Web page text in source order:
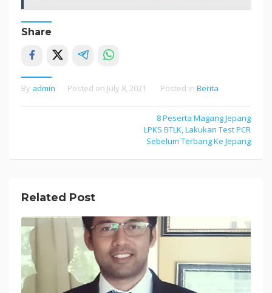
Share
By admin Posted on July 8, 2021 Posted in Berita
8 Peserta Magang Jepang
LPKS BTLK, Lakukan Test PCR
Sebelum Terbang Ke Jepang
Related Post